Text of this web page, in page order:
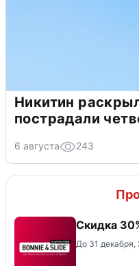
Никитин
пострадали
6 августа 243
Скидка
До 31 декабря,